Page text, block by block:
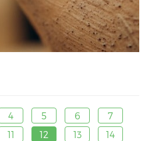
4 5 6
7
11 12 13
14